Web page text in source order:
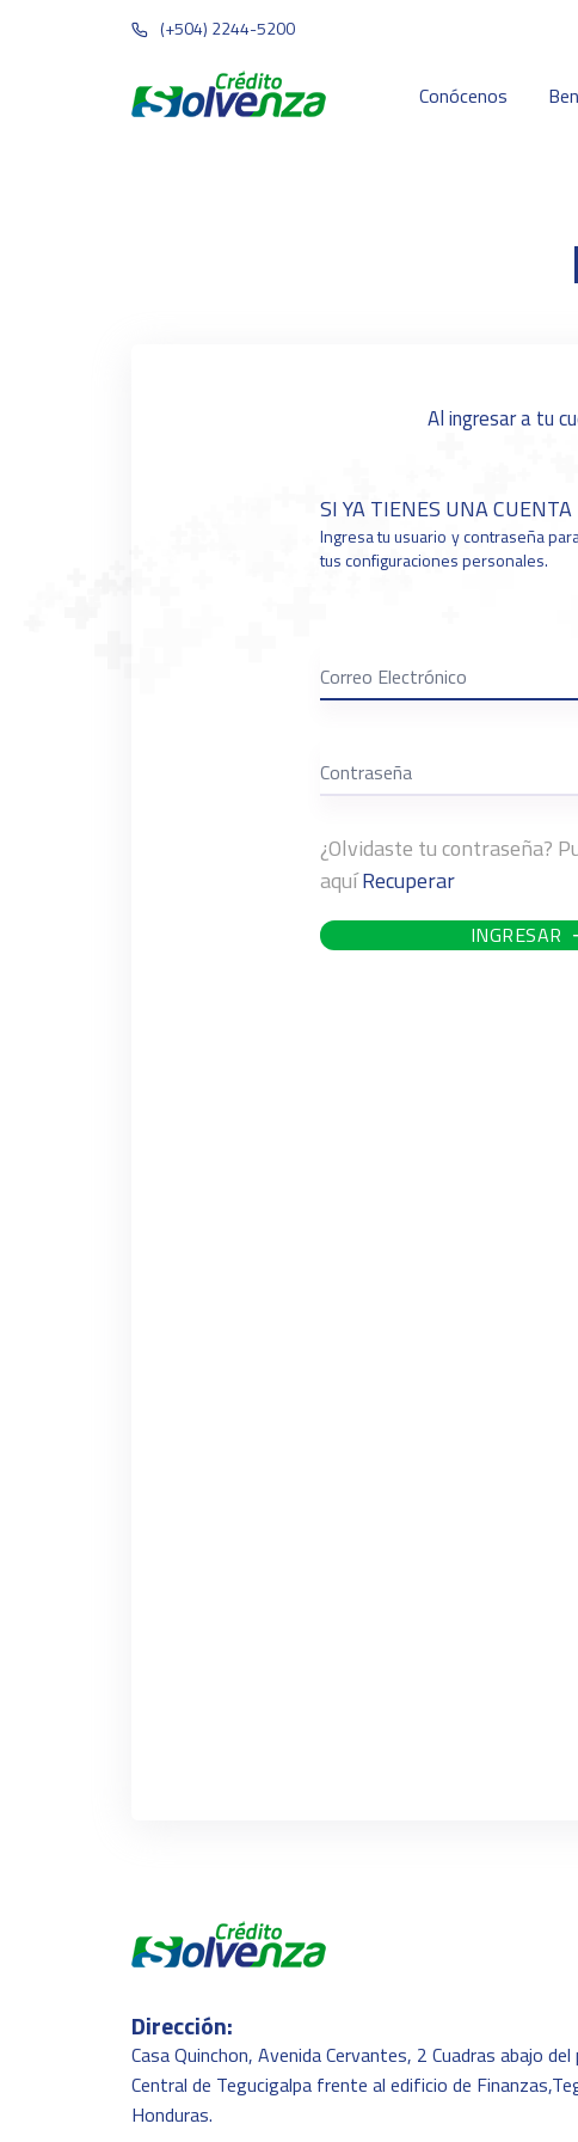
(+504) 2244-5200
Conócenos
Al ingresar a tu
SI YA TIENES UNA CUENTA
Ingresa tu usuario y contraseña
tus configuraciones personales.
¿Olvidaste tu contraseña?
aquíRecuperar
INGRESAR
Dirección:
Casa Quinchon, Avenida Cervantes, 2 Cuadras abajo del
Central de Tegucigalpa frente al edificio de
Honduras.